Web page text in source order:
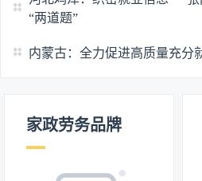
“两道题”
内蒙古：全力促进高质量充分
家政劳务品牌